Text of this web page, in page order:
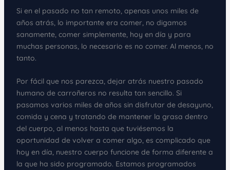
Si en el pasado no tan remoto, apenas unos miles de
años atrás, lo importante era comer, no digamos
sanamente, comer simplemente, hoy en día y para
muchas personas, lo necesario es no comer. Al menos, no
tanto.
Por fácil que nos parezca, dejar atrás nuestro pasado
humano de carroñeros no resulta tan sencillo. Si
pasamos varios miles de años sin disfrutar de desayuno,
comida y cena y tratando de mantener la grasa dentro
del cuerpo, al menos hasta que tuviésemos la
oportunidad de volver a comer algo, es complicado que
hoy en día, nuestro cuerpo funcione de forma diferente a
la que ha sido programado. Estamos programados